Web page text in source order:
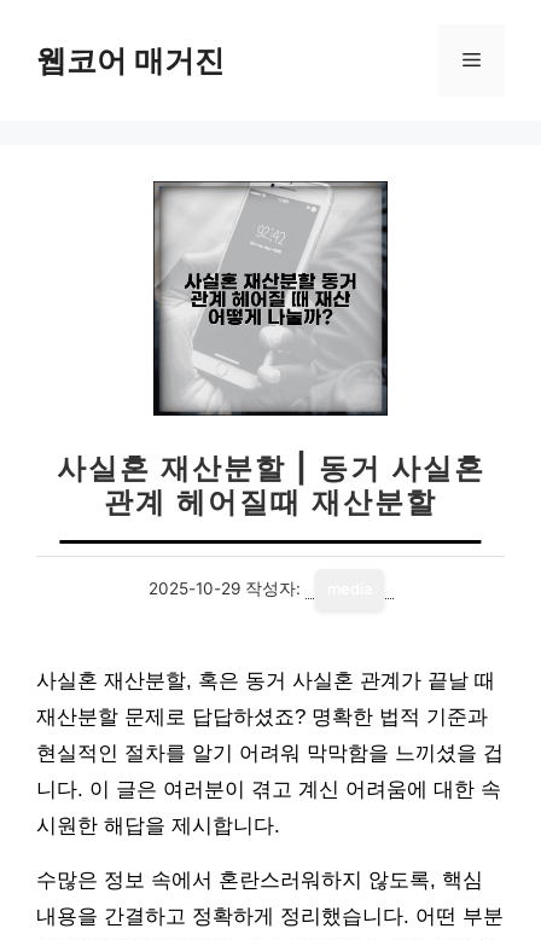
웹코어 매거진 메
사실혼 재산분할 | 동거 사실혼
관계 헤어질때 재산분할
2025-10-29 작성자:
사실혼 재산분할, 혹은 동거 사실혼 관계가 끝날 때
재산분할 문제로 답답하셨죠? 명확한 법적 기준과
현실적인 절차를 알기 어려워 막막함을 느끼셨을 겁
니다. 이 글은 여러분이 겪고 계신 어려움에 대한 속
시원한 해답을 제시합니다.
수많은 정보 속에서 혼란스러워하지 않도록, 핵심
내용을 간결하고 정확하게 정리했습니다. 어떤 부분